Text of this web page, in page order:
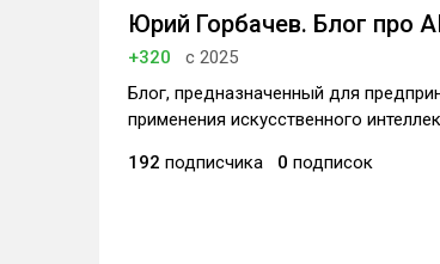
Юрий Горбачев. Блог про
+320
с 2025
Блог, предназначенный для
применения искусственного
192 подписчика 0 подписок